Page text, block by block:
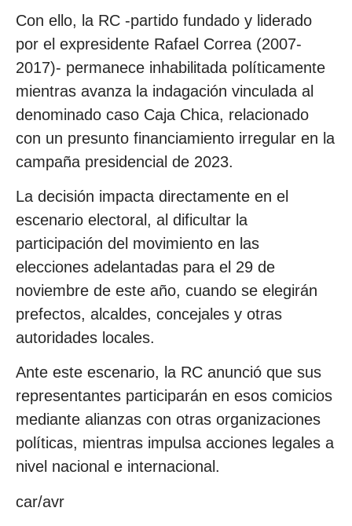
Con ello, la RC -partido fundado y liderado
por el expresidente Rafael Correa (2007-
2017)- permanece inhabilitada políticamente
mientras avanza la indagación vinculada al
denominado caso Caja Chica, relacionado
con un presunto financiamiento irregular en la
campaña presidencial de 2023.
La decisión impacta directamente en el
escenario electoral, al dificultar la
participación del movimiento en las
elecciones adelantadas para el 29 de
noviembre de este año, cuando se elegirán
prefectos, alcaldes, concejales y otras
autoridades locales.
Ante este escenario, la RC anunció que sus
representantes participarán en esos comicios
mediante alianzas con otras organizaciones
políticas, mientras impulsa acciones legales a
nivel nacional e internacional.
car/avr